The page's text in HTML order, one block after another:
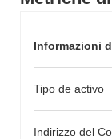
Informazioni
Tipo de activo
Indirizzo del